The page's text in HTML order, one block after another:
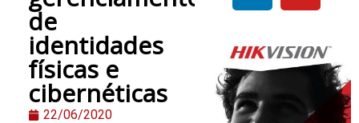
de
identidades
físicas e
cibernéticas
22/06/2020